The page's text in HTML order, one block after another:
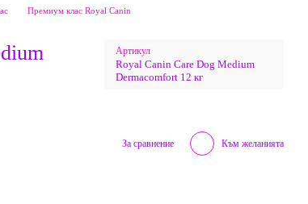
Премиум клас Royal Canin
Артикул
Royal Canin Care Dog Medium
Dermacomfort 12 кг
За сравнение Към желанията